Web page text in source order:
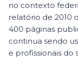
no contexto
relatório de 2010
400 páginas
continua sendo
e profissionais do